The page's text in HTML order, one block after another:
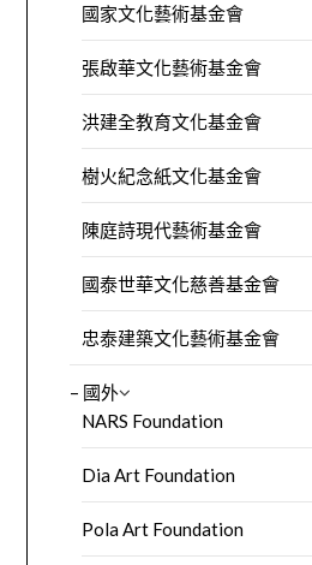
國家文化藝術基金會
張啟華文化藝術基金會
洪建全教育文化基金會
樹火紀念紙文化基金會
陳庭詩現代藝術基金會
國泰世華文化慈善基金會
忠泰建築文化藝術基金會
– 國外
NARS Foundation
Dia Art Foundation
Pola Art Foundation